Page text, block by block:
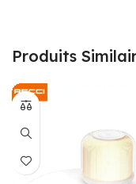
Produits